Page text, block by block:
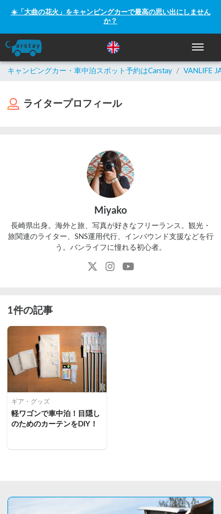
☀️「大曲の花火」をキャンピングカーで最高の思い出にしません
か？
ナビゲ
キャンピングカー・車中泊スポット予約はCarstay / VANLIFE
ライタープロフィール
Miyako
長崎県出身。海外と旅、写真が好きなフリーランス。観光・
旅関連のライター、SNS運用代行、インバウンド支援などを行
う。バンライフに憧れる初心者。
1件の記事
ギア・グッズ
軽ワゴンで車中泊！目隠し
のためのカーテンをDIY！